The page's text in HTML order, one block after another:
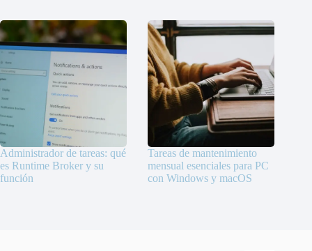
Administrador de tareas: qué
es Runtime Broker y su
función
Tareas de mantenimiento
mensual esenciales para PC
con Windows y macOS